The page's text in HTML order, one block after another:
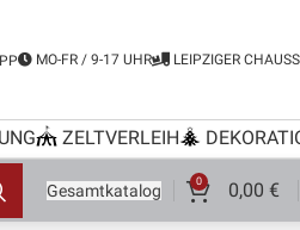
MO-FR / 9-17 UHR LEIPZIGER
ZELTVERLEIH
Gesamtkatalog 0 0,00 €